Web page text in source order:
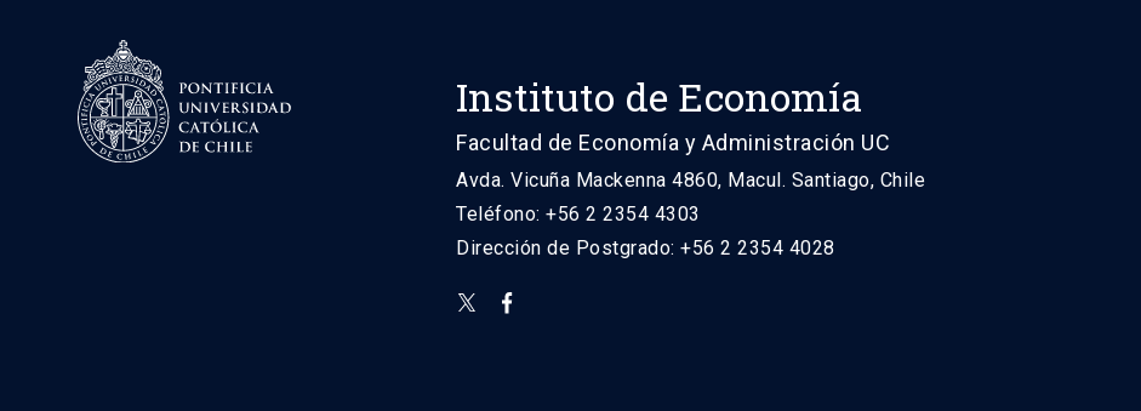
Instituto de Economía
Facultad de Economía y Administración UC
Avda. Vicuña Mackenna 4860, Macul. Santiago, Chile
Teléfono: +56 2 2354 4303
Dirección de Postgrado: +56 2 2354 4028